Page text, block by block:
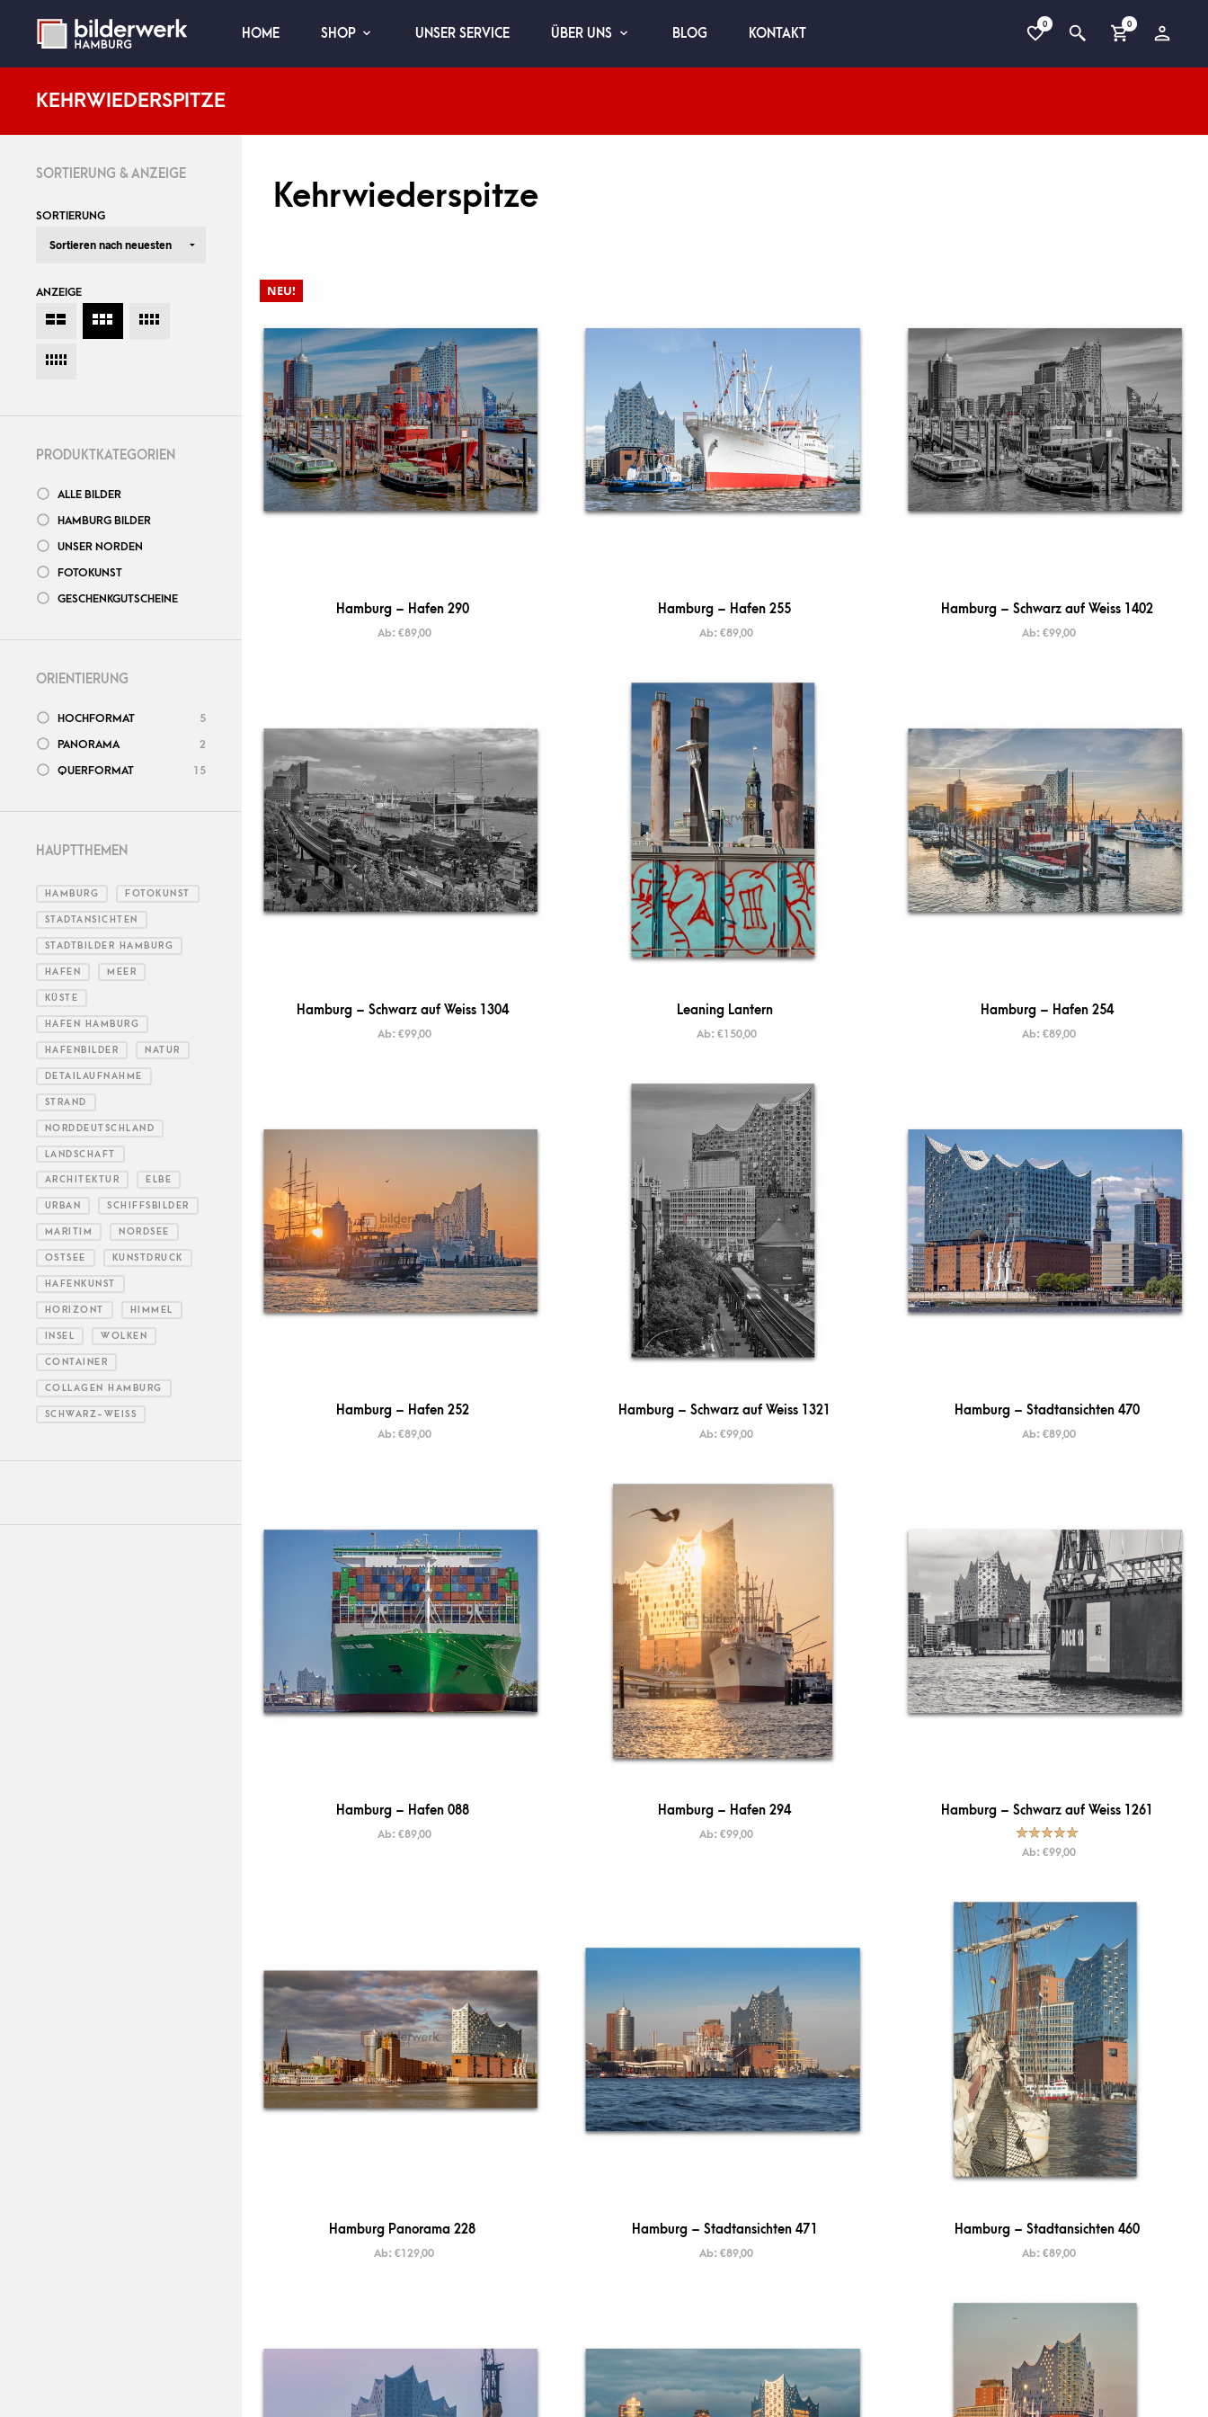
HOME SHOP UNSER SERVICE ÜBER UNS BLOG KONTAKT
0 0
KEHRWIEDERSPITZE
Kehrwiederspitze
NEU!
Hamburg – Hafen 290
Ab: €89,00
Hamburg – Hafen 255
Ab:€89,00
Hamburg – Schwarz auf Weiss 1402
Ab: €99,00
Hamburg – Schwarz auf Weiss 1304
Ab: €99,00
Leaning Lantern
Ab: €150,00
Hamburg – Hafen 254
Ab: €89,00
Hamburg – Hafen 252
Ab: €89,00
Hamburg – Schwarz auf Weiss 1321
Ab:€99,00
Hamburg – Stadtansichten 470
Ab: €89,00
Hamburg – Hafen 088
Ab: €89,00
Hamburg – Hafen 294
Ab:€99,00
Hamburg – Schwarz auf Weiss 1261
Bewertet mit
5.00 von
Ab: €99,00
Hamburg Panorama 228
Ab:€129,00
Hamburg – Stadtansichten 471
Ab:€89,00
Hamburg – Stadtansichten 460
Ab: €89,00
SORTIERUNG & ANZEIGE
SORTIERUNG
ANZEIGE
PRODUKTKATEGORIEN
ALLE BILDER
HAMBURG BILDER
UNSER NORDEN
FOTOKUNST
GESCHENKGUTSCHEINE
ORIENTIERUNG
HOCHFORMAT 5
PANORAMA 2
QUERFORMAT 15
HAUPTTHEMEN
HAMBURG FOTOKUNST
STADTANSICHTEN
STADTBILDER HAMBURG
HAFEN MEER
KÜSTE
HAFEN HAMBURG
HAFENBILDER NATUR
DETAILAUFNAHME
STRAND
NORDDEUTSCHLAND
LANDSCHAFT
ARCHITEKTUR ELBE
URBAN SCHIFFSBILDER
MARITIM NORDSEE
OSTSEE KUNSTDRUCK
HAFENKUNST
HORIZONT HIMMEL
INSEL WOLKEN
CONTAINER
COLLAGEN HAMBURG
SCHWARZ-WEISS